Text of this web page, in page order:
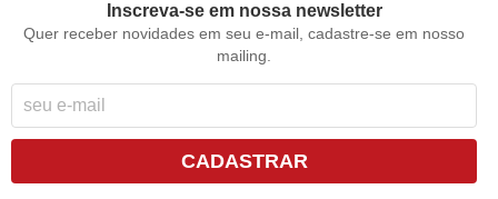
Inscreva-se em nossa newsletter
Quer receber novidades em seu e-mail, cadastre-se em nosso
mailing.
CADASTRAR